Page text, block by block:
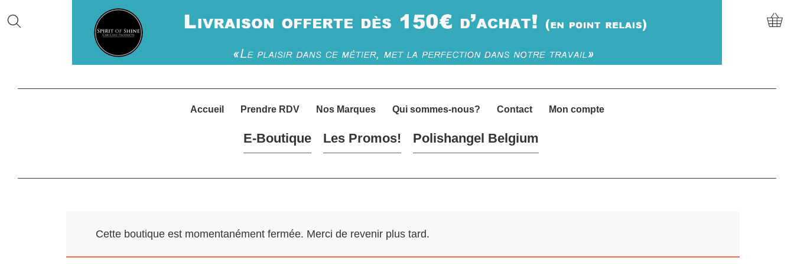
Accueil Prendre RDV Nos Marques Qui sommes-nous? Contact Mon compte
E-Boutique Les Promos! Polishangel Belgium
Cette boutique est momentanément fermée. Merci de revenir plus tard.